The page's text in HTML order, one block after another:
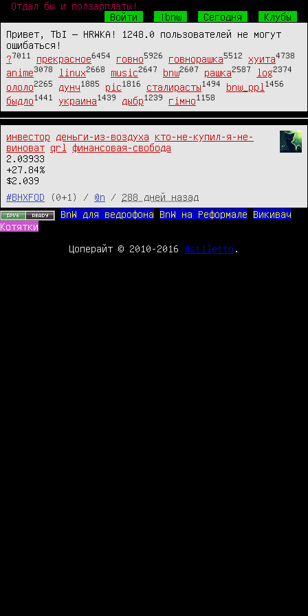
Отдал бы и ползарплаты!
Войти
!bnw Сегодня
Клубы
Привет, TbI — HRWKA! 1248.0 пользователей не могут
ошибаться!
?7011 прекрасное6454 говно5926 говнорашка5512 хуита4738
anime3078 linux2668 music2647 bnw2607 рашка2587 log2374
ололо2265 дунч1885 pic1816 сталирасты1494 bnw_ppl 1456
быдло1441 украина1439 дыбр1239 гімно1158
инвестор деньги-из-воздуха
кто-не-купил-я-не-
виноват qrl
финансовая-свобода
2.03933
‎+27.84%
$2.039
#BHXFOD
(0+1) / @n / 288 дней назад
BnW для ведрофона
BnW на Реформале
Викивач
Котятки
Цоперайт © 2010-2016 @stiletto